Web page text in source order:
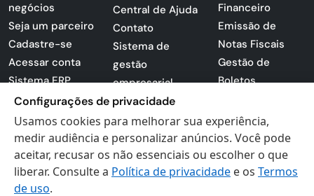
negócios
Seja um parceiro
Cadastre-se
Acessar conta
Sistema ERP
Apresentação
PDF
Loja -
Certificados
Digitais
Central de Ajuda
Contato
Sistema de
gestão
empresarial
Sistema para
lojas
Preferências de
cookies
Politica de
Financeiro
Emissão de
Notas Fiscais
Gestão de
Boletos
Configurações de privacidade
Usamos cookies para melhorar sua experiência,
medir audiência e personalizar anúncios. Você pode
aceitar, recusar os não essenciais ou escolher o que
liberar. Consulte a Política de privacidade e os Termos
de uso.